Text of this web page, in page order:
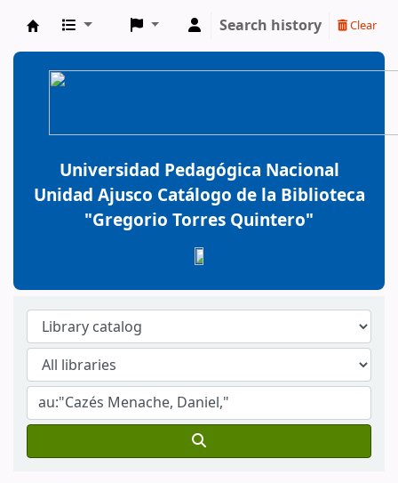
BiblioGTQ
Search history Clear
Universidad Pedagógica Nacional
Unidad Ajusco Catálogo de la Biblioteca
"Gregorio Torres Quintero"